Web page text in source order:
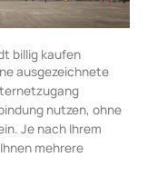
billig kaufen
ausgezeichnete
nutzen, ohne
Je nach Ihrem
mehrere